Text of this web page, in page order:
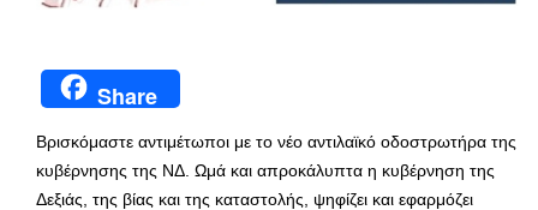
Share
Βρισκόμαστε αντιμέτωποι με το νέο αντιλαϊκό οδοστρωτήρα της
κυβέρνησης της ΝΔ. Ωμά και απροκάλυπτα η κυβέρνηση της
Δεξιάς, της βίας και της καταστολής, ψηφίζει και εφαρμόζει